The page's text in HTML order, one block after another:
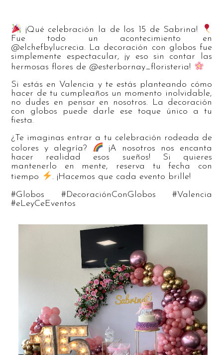
¡Qué celebración la de los 15 de Sabrina!
Fue todo un acontecimiento en
@elchefbylucrecia. La decoración con globos fue
simplemente espectacular, ¡y eso sin contar las
hermosas flores de @esterbornay_floristeria!
Si estás en Valencia y te estás planteando cómo
hacer de tu cumpleaños un momento inolvidable,
no dudes en pensar en nosotros. La decoración
con globos puede darle ese toque único a tu
fiesta.
¿Te imaginas entrar a tu celebración rodeada de
colores y alegría?
¡A nosotros nos encanta
hacer realidad esos sueños! Si quieres
mantenerlo en mente, reserva tu fecha con
tiempo
. ¡Hacemos que cada evento brille!
#Globos #DecoraciónConGlobos #Valencia
#eLeyCeEventos